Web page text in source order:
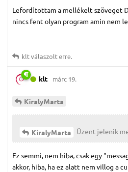
Lefordítottam a mellékelt szöveget
nincs fent olyan program amin nem
kltválaszolt erre.
klt márc 19.
KiralyMarta
KiralyMarta Üzent jelenik
Ez semmi, nem hiba, csak egy
akkor, hiba, ha ez alatt nem villog a